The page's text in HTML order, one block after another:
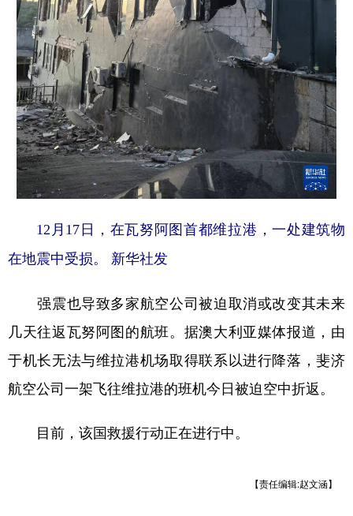
12月17日，在瓦努阿图首都维拉港，一处建筑物
在地震中受损。 新华社发
强震也导致多家航空公司被迫取消或改变其未来
几天往返瓦努阿图的航班。据澳大利亚媒体报道，由
于机长无法与维拉港机场取得联系以进行降落，斐济
航空公司一架飞往维拉港的班机今日被迫空中折返。
目前，该国救援行动正在进行中。
【责任编辑:赵文涵】